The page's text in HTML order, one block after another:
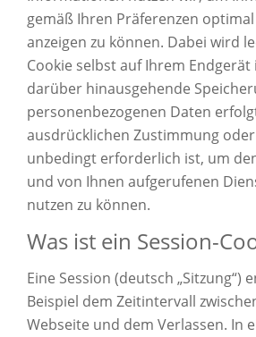
gemäß Ihren Präferenzen
anzeigen zu können. Dabei wird
Cookie selbst auf Ihrem
darüber hinausgehende
personenbezogenen Daten
ausdrücklichen Zustimmung
unbedingt erforderlich ist, um
und von Ihnen aufgerufenen
nutzen zu können.
Was ist ein Session-
Eine Session (deutsch „Sitzung“)
Beispiel dem Zeitintervall
Webseite und dem Verlassen. In